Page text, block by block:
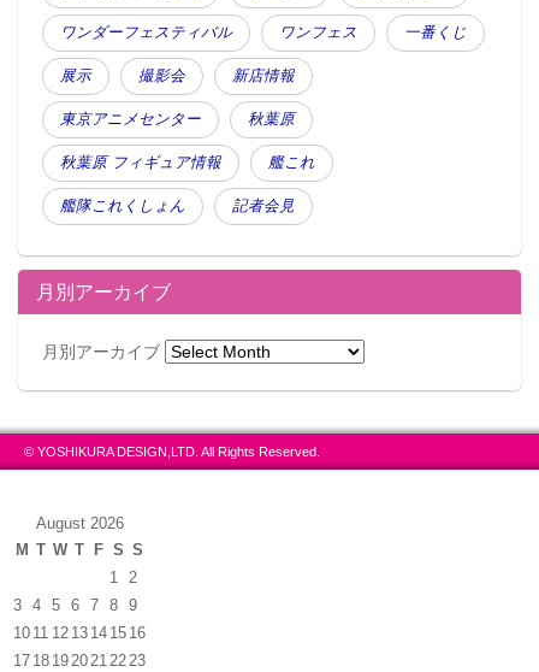
ワンダーフェスティバル ワンフェス 一番くじ
展示 撮影会 新店情報
東京アニメセンター 秋葉原
秋葉原 フィギュア情報 艦これ
艦隊これくしょん 記者会見
月別アーカイブ
月別アーカイブ
© YOSHIKURA DESIGN,LTD. All Rights Reserved.
August 2026
M T W T F S S
1
2
3
4 5 6 7 8
9
10 11 12 13 14 15 16
17 18 1920212223